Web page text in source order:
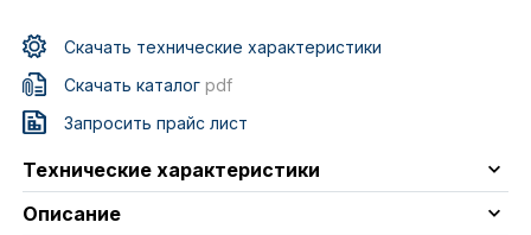
Скачать технические характеристики
Скачать каталогpdf
Запросить прайс лист
Технические характеристики
Описание